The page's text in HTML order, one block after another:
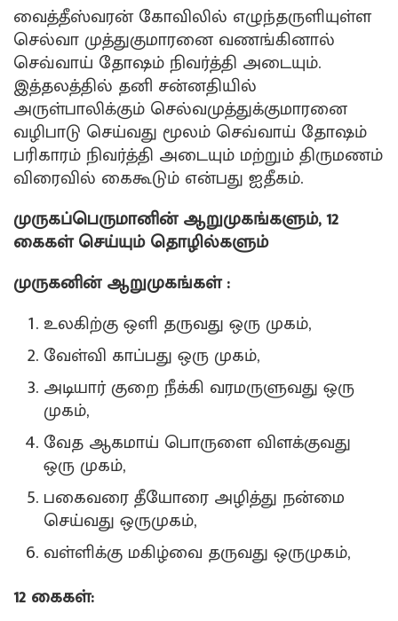
வைத்தீஸ்வரன் கோவிலில் எழுந்தருளியுள்ள
செல்வா முத்துகுமாரனை வணங்கினால்
செவ்வாய் தோஷம் நிவர்த்தி அடையும்.
இத்தலத்தில் தனி சன்னதியில்
அருள்பாலிக்கும் செல்வமுத்துக்குமாரனை
வழிபாடு செய்வது மூலம் செவ்வாய் தோஷம்
பரிகாரம் நிவர்த்தி அடையும் மற்றும் திருமணம்
விரைவில் கைகூடும் என்பது ஐதீகம்.
முருகப்பெருமானின் ஆறுமுகங்களும், 12
கைகள் செய்யும் தொழில்களும்
முருகனின் ஆறுமுகங்கள் :
உலகிற்கு ஒளி தருவது ஒரு முகம்,
வேள்வி காப்பது ஒரு முகம்,
அடியார் குறை நீக்கி வரமருளுவது ஒரு
முகம்,
வேத ஆகமாய் பொருளை விளக்குவது
ஒரு முகம்,
பகைவரை தீயோரை அழித்து நன்மை
செய்வது ஒருமுகம்,
வள்ளிக்கு மகிழ்வை தருவது ஒருமுகம்,
12 கைகள்: